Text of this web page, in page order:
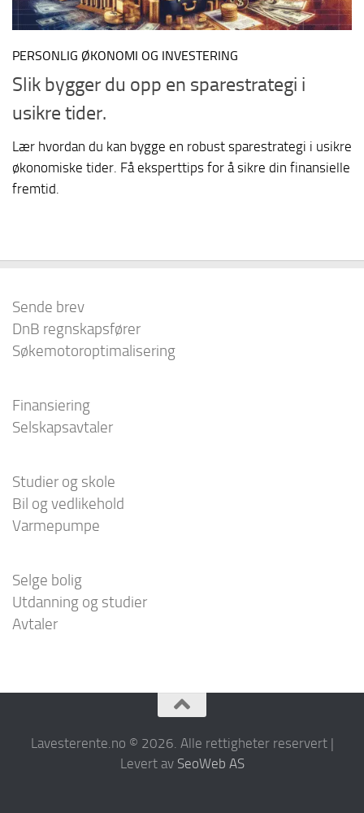
PERSONLIG ØKONOMI OG INVESTERING
Slik bygger du opp en sparestrategi i
usikre tider.
Lær hvordan du kan bygge en robust sparestrategi i usikre
økonomiske tider. Få eksperttips for å sikre din finansielle
fremtid.
Sende brev
DnB regnskapsfører
Søkemotoroptimalisering
Finansiering
Selskapsavtaler
Studier og skole
Bil og vedlikehold
Varmepumpe
Selge bolig
Utdanning og studier
Avtaler
Lavesterente.no © 2026. Alle rettigheter reservert |
Levert av SeoWeb AS